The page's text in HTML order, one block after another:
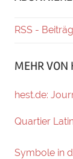
RSS -
MEHR VON
hest.de:
Quartier
Symbole in